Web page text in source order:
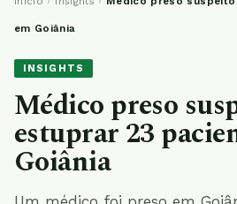
em Goiânia
INSIGHTS
Médico preso
estuprar 23
Goiânia